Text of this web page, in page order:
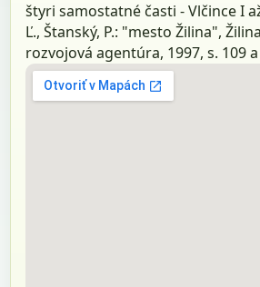
štyri samostatné časti - Vlčince I
Ľ., Štanský, P.: "mesto Žilina",
rozvojová agentúra, 1997, s. 109 a